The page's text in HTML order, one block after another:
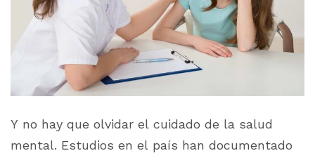
Y no hay que olvidar el cuidado de la salud
mental. Estudios en el país han documentado